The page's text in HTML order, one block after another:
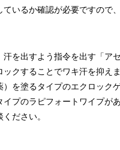
ているか確認が必要ですので
を出すよう指令を出す「ア
クすることでワキ汗を抑えま
を塗るタイプのエクロック
イプのラピフォートワイプが
ださい。